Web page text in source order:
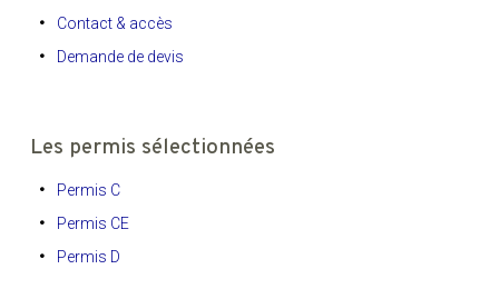
Contact & accès
Demande de devis
Les permis sélectionnées
Permis C
Permis CE
Permis D